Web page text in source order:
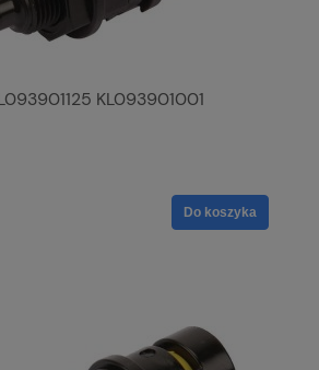
KL093901001
Do koszyka